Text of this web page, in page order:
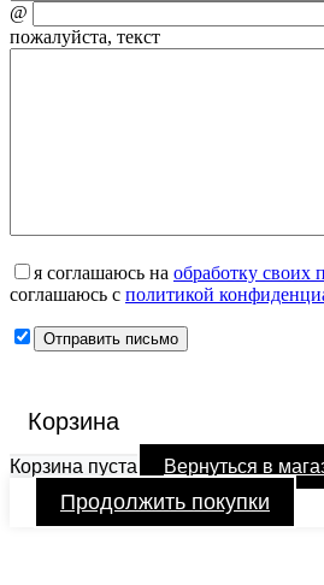
@
пожалуйста, текст
я соглашаюсь на обработку своих
соглашаюсь с политикой
Корзина
Корзина пуста Вернуться в
Продолжить покупки